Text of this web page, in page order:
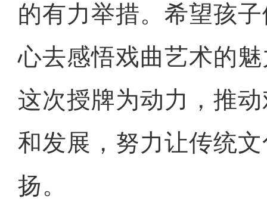
的有力举措。希望孩
心去感悟戏曲艺术的
这次授牌为动力，推
和发展，努力让传统
扬。